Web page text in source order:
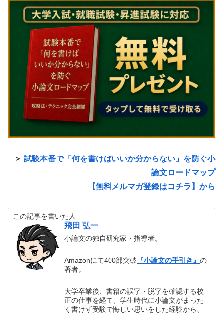
＞ 試験本番で「何を書けばいいか分からない」を防ぐ小
論文ロードマップ
【無料メルマガ登録はコチラ】から
この記事を書いた人
飛田 弘一
小論文の独自研究家・指導者。
Amazonにて400部突破 『小論文の手引き』の
著者。
大学卒業後、書籍の誤字・脱字を確認する校
正の仕事を経て、学生時代に小論文がまった
く書けず受験で悔しい思いをした経験から、